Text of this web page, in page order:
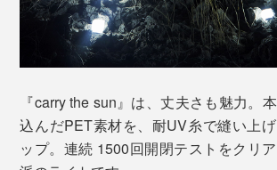
1.クールブライト
『carry the sun』は、丈夫さも魅力。
込んだPET素材を、耐UV糸で縫い上
ップ。連続 1500回開閉テストをクリ